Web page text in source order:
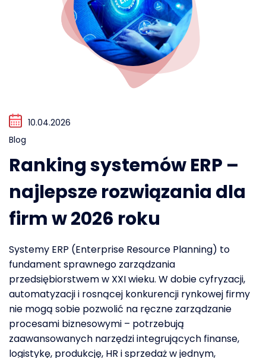
10.04.2026
Blog
Ranking systemów ERP –
najlepsze rozwiązania dla
firm w 2026 roku
Systemy ERP (Enterprise Resource Planning) to
fundament sprawnego zarządzania
przedsiębiorstwem w XXI wieku. W dobie cyfryzacji,
automatyzacji i rosnącej konkurencji rynkowej firmy
nie mogą sobie pozwolić na ręczne zarządzanie
procesami biznesowymi – potrzebują
zaawansowanych narzędzi integrujących finanse,
logistykę, produkcję, HR i sprzedaż w jednym,